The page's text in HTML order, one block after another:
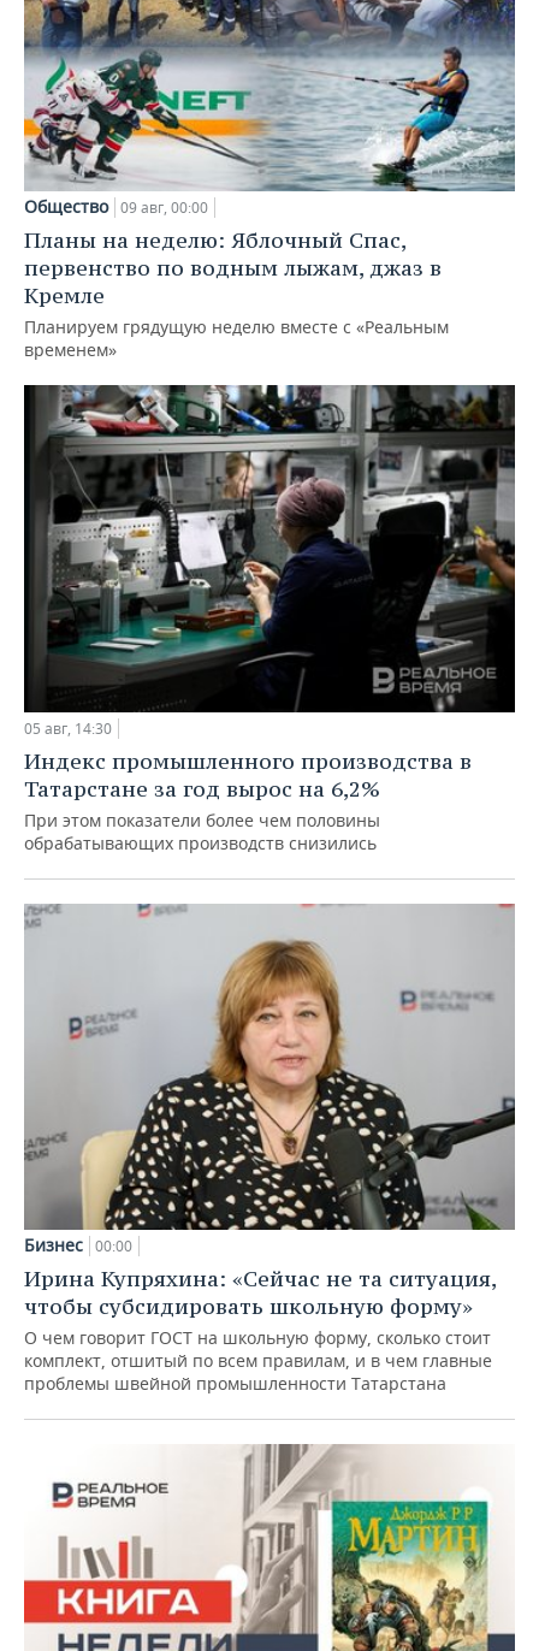
Общество 09 авг, 00:00
Планы на неделю: Яблочный Спас,
первенство по водным лыжам, джаз в
Кремле
Планируем грядущую неделю вместе с «Реальным
временем»
05 авг, 14:30
Индекс промышленного производства в
Татарстане за год вырос на 6,2%
При этом показатели более чем половины
обрабатывающих производств снизились
Бизнес 00:00
Ирина Купряхина: «Сейчас не та ситуация,
чтобы субсидировать школьную форму»
О чем говорит ГОСТ на школьную форму, сколько стоит
комплект, отшитый по всем правилам, и в чем главные
проблемы швейной промышленности Татарстана